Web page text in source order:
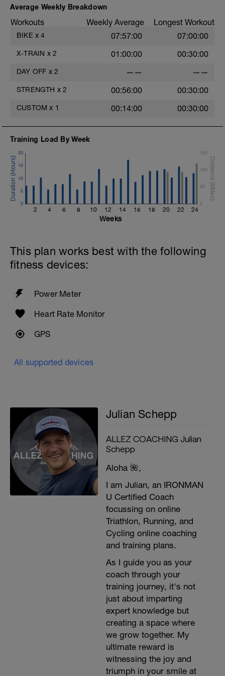
BESCHREIBUNG: Kurze All-out
WARM-UP: Warm-up 20 min, im Plan
vorher Kohlenhydrate zum
Verplegung zuführen.
Average Weekly Breakdown
Workouts Weekly Average Longest Workout
BIKE x 4 07:57:00 07:00:00
X-TRAIN x 2 01:00:00 00:30:00
DAY OFF x 2 —— ——
STRENGTH x 2 00:56:00 00:30:00
CUSTOM x 1 00:14:00 00:30:00
Training Load By Week
2 4 6 8 10 12 14 16 18 20 22 24
0
5
10
15
20
0
50
100
150
Weeks
This plan works best with the following
fitness devices:
Power Meter
Heart Rate Monitor
GPS
All supported devices
Julian Schepp
ALLEZ COACHING Julian
Schepp
Aloha 🌺,
I am Julian, an IRONMAN
U Certified Coach
focussing on online
Triathlon, Running, and
Cycling online coaching
and training plans.
As I guide you as your
coach through your
training journey, it's not
just about imparting
expert knowledge but
creating a space where
we grow together. My
ultimate reward is
witnessing the joy and
triumph in your smile at